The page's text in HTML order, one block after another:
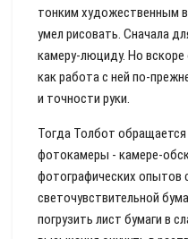
тонким художественным
умел рисовать. Сначала
камеру-люциду. Но
как работа с ней по-
и точности руки.
Тогда Толбот
фотокамеры - камере-
фотографических опытов
светочувствительной
погрузить лист бумаги в